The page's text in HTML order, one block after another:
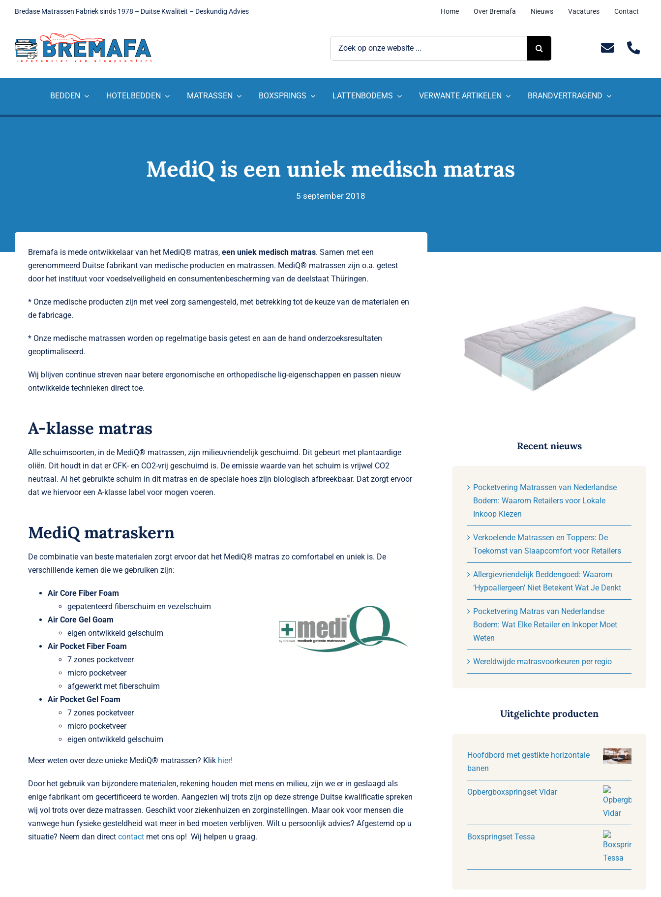
Bredase Matrassen Fabriek sinds 1978 – Duitse Kwaliteit – Deskundig Advies Home Over Bremafa Nieuws Vacatures Contact
BEDDEN HOTELBEDDEN MATRASSEN BOXSPRINGS LATTENBODEMS VERWANTE ARTIKELEN BRANDVERTRAGEND
MediQ is een uniek medisch matras
5 september 2018
Bremafa is mede ontwikkelaar van het MediQ® matras, een uniek medisch matras. Samen met een
gerenommeerd Duitse fabrikant van medische producten en matrassen. MediQ® matrassen zijn o.a. getest
door het instituut voorvoedselveiligheid en consumentenbescherming van de deelstaat Thüringen.
* Onze medische producten zijn met veel zorg samengesteld, met betrekking tot de keuze van de materialen en
de fabricage.
* Onze medische matrassen worden op regelmatige basis getest en aan de hand onderzoeksresultaten
geoptimaliseerd.
Wij blijven continue streven naar betere ergonomische en orthopedische lig-eigenschappen en passen nieuw
ontwikkelde technieken direct toe.
A-klasse matras
Alle schuimsoorten, in de MediQ® matrassen, zijn milieuvriendelijk geschuimd. Dit gebeurt met plantaardige
oliën. Dit houdt in dat er CFK- en CO2-vrij geschuimd is. De emissie waarde van het schuim is vrijwel CO2
neutraal. Al het gebruikte schuim in dit matras en de speciale hoes zijn biologisch afbreekbaar. Dat zorgt ervoor
dat we hiervoor een A-klasse label voor mogen voeren.
MediQ matraskern
De combinatie van beste materialen zorgt ervoor dat het MediQ® matras zo comfortabel en uniek is. De
verschillende kernen die we gebruiken zijn:
Air Core Fiber Foam
gepatenteerd fiberschuim en vezelschuim
Air Core Gel Goam
eigen ontwikkeld gelschuim
Air Pocket Fiber Foam
7 zones pocketveer
micro pocketveer
afgewerkt met fiberschuim
Air Pocket Gel Foam
7 zones pocketveer
micro pocketveer
eigen ontwikkeld gelschuim
Meer weten over deze unieke MediQ® matrassen? Klik hier!
Door het gebruik van bijzondere materialen, rekening houden met mens en milieu, zijn we er in geslaagd als
enige fabrikant om gecertificeerd te worden. Aangezien wij trots zijn op deze strenge Duitse kwalificatie spreken
wij vol trots over deze matrassen. Geschikt voor ziekenhuizen en zorginstellingen. Maar ook voor mensen die
vanwege hun fysieke gesteldheid wat meer in bed moeten verblijven. Wilt u persoonlijk advies? Afgestemd op u
situatie? Neem dan direct contactmet ons op! Wij helpen u graag.
Recent nieuws
Pocketvering Matrassen van Nederlandse
Bodem: Waarom Retailers voor Lokale
Inkoop Kiezen
Verkoelende Matrassen en Toppers: De
Toekomst van Slaapcomfort voor Retailers
Allergievriendelijk Beddengoed: Waarom
‘Hypoallergeen’ Niet Betekent Wat Je Denkt
Pocketvering Matras van Nederlandse
Bodem: Wat Elke Retailer en Inkoper Moet
Weten
Wereldwijde matrasvoorkeuren per regio
Uitgelichte producten
Hoofdbord met gestikte horizontale
banen
Opbergboxspringset Vidar
Boxspringset Tessa